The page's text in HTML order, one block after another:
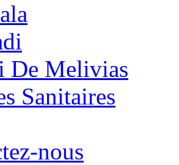
De Melivias
Sanitaires
nous